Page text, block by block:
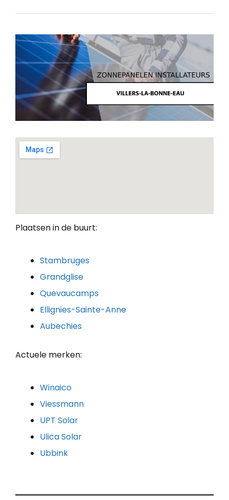
Plaatsen in de buurt:
Stambruges
Grandglise
Quevaucamps
Ellignies-Sainte-Anne
Aubechies
Actuele merken:
Winaico
Viessmann
UPT Solar
Ulica Solar
Ubbink